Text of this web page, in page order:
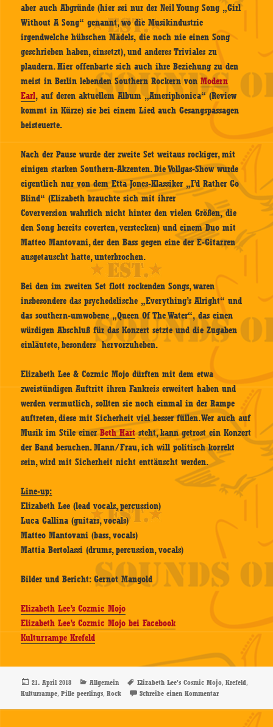
aber auch Abgründe (hier sei nur der Neil Young Song „Girl
Without A Song“ genannt, wo die Musikindustrie
irgendwelche hübschen Mädels, die noch nie einen Song
geschrieben haben, einsetzt), und anderes Triviales zu
plaudern. Hier offenbarte sich auch ihre Beziehung zu den
meist in Berlin lebenden Southern Rockern vonModern
Earl, auf deren aktuellem Album „Ameriphonica“ (Review
kommt in Kürze) sie bei einem Lied auch Gesangspassagen
beisteuerte.
Nach der Pause wurde der zweite Set weitaus rockiger, mit
einigen starken Southern-Akzenten. Die Vollgas-Show wurde
eigentlich nur von dem Etta Jones-Klassiker „I’d Rather Go
Blind“ (Elizabeth brauchte sich mit ihrer
Coverversion wahrlich nicht hinter den vielen Größen, die
den Song bereits coverten, verstecken) und einem Duo mit
Matteo Mantovani, der den Bass gegen eine der E-Gitarren
ausgetauscht hatte, unterbrochen.
Bei den im zweiten Set flott rockenden Songs, waren
insbesondere das psychedelische „Everything’s Alright“ und
das southern-umwobene „Queen Of The Water“, das einen
würdigen Abschluß für das Konzert setzte und die Zugaben
einläutete, besonders hervorzuheben.
Elizabeth Lee & Cozmic Mojo dürften mit dem etwa
zweistündigen Auftritt ihren Fankreis erweitert haben und
werden vermutlich, sollten sie noch einmal in der Rampe
auftreten, diese mit Sicherheit viel besser füllen. Wer auch auf
Musik im Stile einerBeth Hartsteht, kann getrost ein Konzert
der Band besuchen. Mann/Frau, ich will politisch korrekt
sein, wird mit Sicherheit nicht enttäuscht werden.
Line-up:
Elizabeth Lee (lead vocals, percussion)
Luca Gallina (guitars, vocals)
Matteo Mantovani (bass, vocals)
Mattia Bertolassi (drums, percussion, vocals)
Bilder und Bericht: Gernot Mangold
Elizabeth Lee’s Cozmic Mojo
Elizabeth Lee’s Cozmic Mojo bei Facebook
Kulturrampe Krefeld
Veröffentlicht
am
21. April 2018 Kategorien
Allgemein Schlagwörter
Elizabeth Lee's Cosmic Mojo,Krefeld,
Kulturrampe,Pille peerlings,Rock Schreibe einen Kommentarzu Elizabeth